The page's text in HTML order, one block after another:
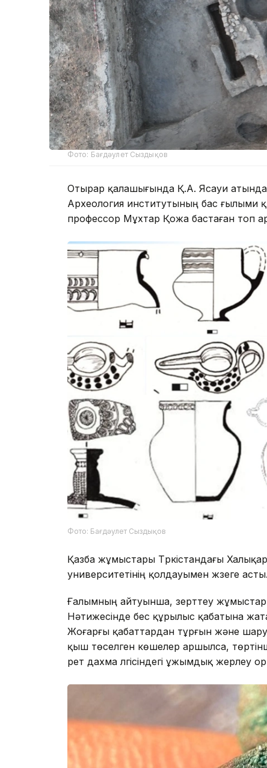
Фото: Бағдәулет Сыздықов
Отырар қалашығында Қ.А. Ясауи
Археология институтының бас ғылыми
профессор Мұхтар Қожа бастаған топ
Фото: Бағдәулет Сыздықов
Қазба жұмыстары Түркістандағы
университетінің қолдауымен жүзеге асты.
Ғалымның айтуынша, зерттеу
Нәтижесінде бес құрылыс қабатына
Жоғарғы қабаттардан тұрғын және
қыш төселген көшелер аршылса,
рет дахма үлгісіндегі ұжымдық жерлеу